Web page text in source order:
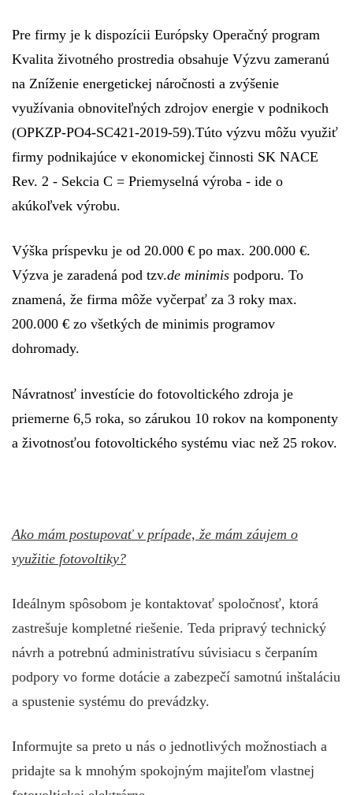
Pre firmy je k dispozícii Európsky Operačný program
Kvalita životného prostredia obsahuje Výzvu zameranú
na Zníženie energetickej náročnosti a zvýšenie
využívania obnoviteľných zdrojov energie v podnikoch
(OPKZP-PO4-SC421-2019-59).Túto výzvu môžu využiť
firmy podnikajúce v ekonomickej činnosti SK NACE
Rev. 2 - Sekcia C = Priemyselná výroba - ide o
akúkoľvek výrobu.
Výška príspevku je od 20.000 € po max. 200.000 €.
Výzva je zaradená pod tzv.de minimis podporu. To
znamená, že firma môže vyčerpať za 3 roky max.
200.000 € zo všetkých de minimis programov
dohromady.
Návratnosť investície do fotovoltického zdroja je
priemerne 6,5 roka, so zárukou 10 rokov na komponenty
a životnosťou fotovoltického systému viac než 25 rokov.
Ako mám postupovať v prípade, že mám záujem o
využitie fotovoltiky?
Ideálnym spôsobom je kontaktovať spoločnosť, ktorá
zastrešuje kompletné riešenie. Teda pripravý technický
návrh a potrebnú administratívu súvisiacu s čerpaním
podpory vo forme dotácie a zabezpečí samotnú inštaláciu
a spustenie systému do prevádzky.
Informujte sa preto u nás o jednotlivých možnostiach a
pridajte sa k mnohým spokojným majiteľom vlastnej